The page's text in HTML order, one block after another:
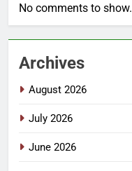
No comments to show.
Archives
August 2026
July 2026
June 2026